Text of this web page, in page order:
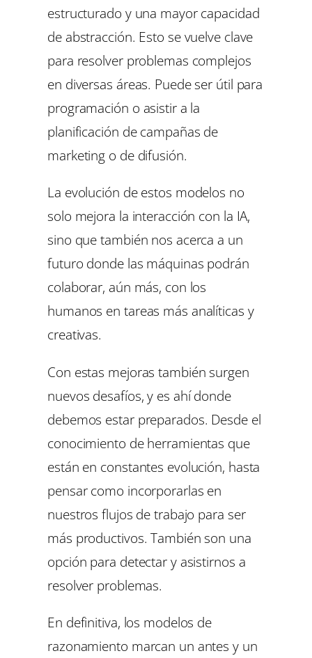
estructurado y una mayor capacidad
de abstracción. Esto se vuelve clave
para resolver problemas complejos
en diversas áreas. Puede ser útil para
programación o asistir a la
planificación de campañas de
marketing o de difusión.
La evolución de estos modelos no
solo mejora la interacción con la IA,
sino que también nos acerca a un
futuro donde las máquinas podrán
colaborar, aún más, con los
humanos en tareas más analíticas y
creativas.
Con estas mejoras también surgen
nuevos desafíos, y es ahí donde
debemos estar preparados. Desde el
conocimiento de herramientas que
están en constantes evolución, hasta
pensar como incorporarlas en
nuestros flujos de trabajo para ser
más productivos. También son una
opción para detectar y asistirnos a
resolver problemas.
En definitiva, los modelos de
razonamiento marcan un antes y un